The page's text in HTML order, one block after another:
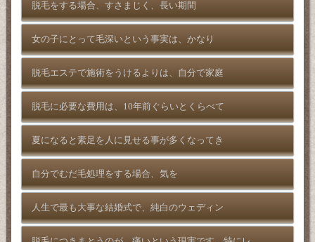
脱毛をする場合、すさまじく、長い期間
女の子にとって毛深いという事実は、かなり
脱毛エステで施術をうけるよりは、自分で家庭
脱毛に必要な費用は、10年前ぐらいとくらべて
夏になると素足を人に見せる事が多くなってき
自分でむだ毛処理をする場合、気を
人生で最も大事な結婚式で、純白のウェディン